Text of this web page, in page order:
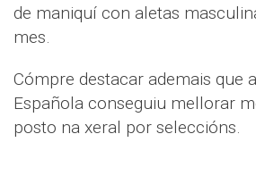
de maniquí con aletas
mes.
Cómpre destacar ademais que
Española conseguiu mellorar
posto na xeral por seleccións.